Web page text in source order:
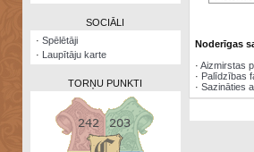
SOCIĀLI
· Spēlētāji
· Laupītāju karte
TORŅU PUNKTI
Noderīgas
· Aizmirstas
· Palīdzības
· Sazināties